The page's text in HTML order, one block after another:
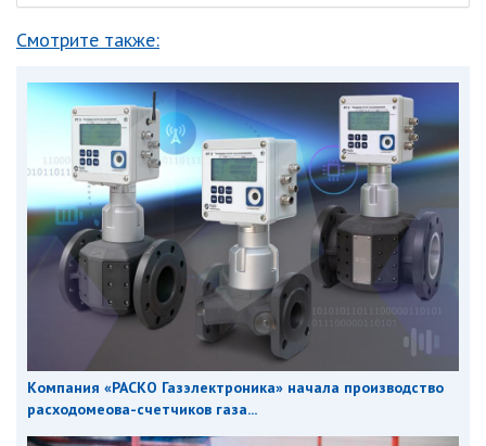
Смотрите также:
Компания «РАСКО Газэлектроника» начала производство
расходомеова-счетчиков газа...